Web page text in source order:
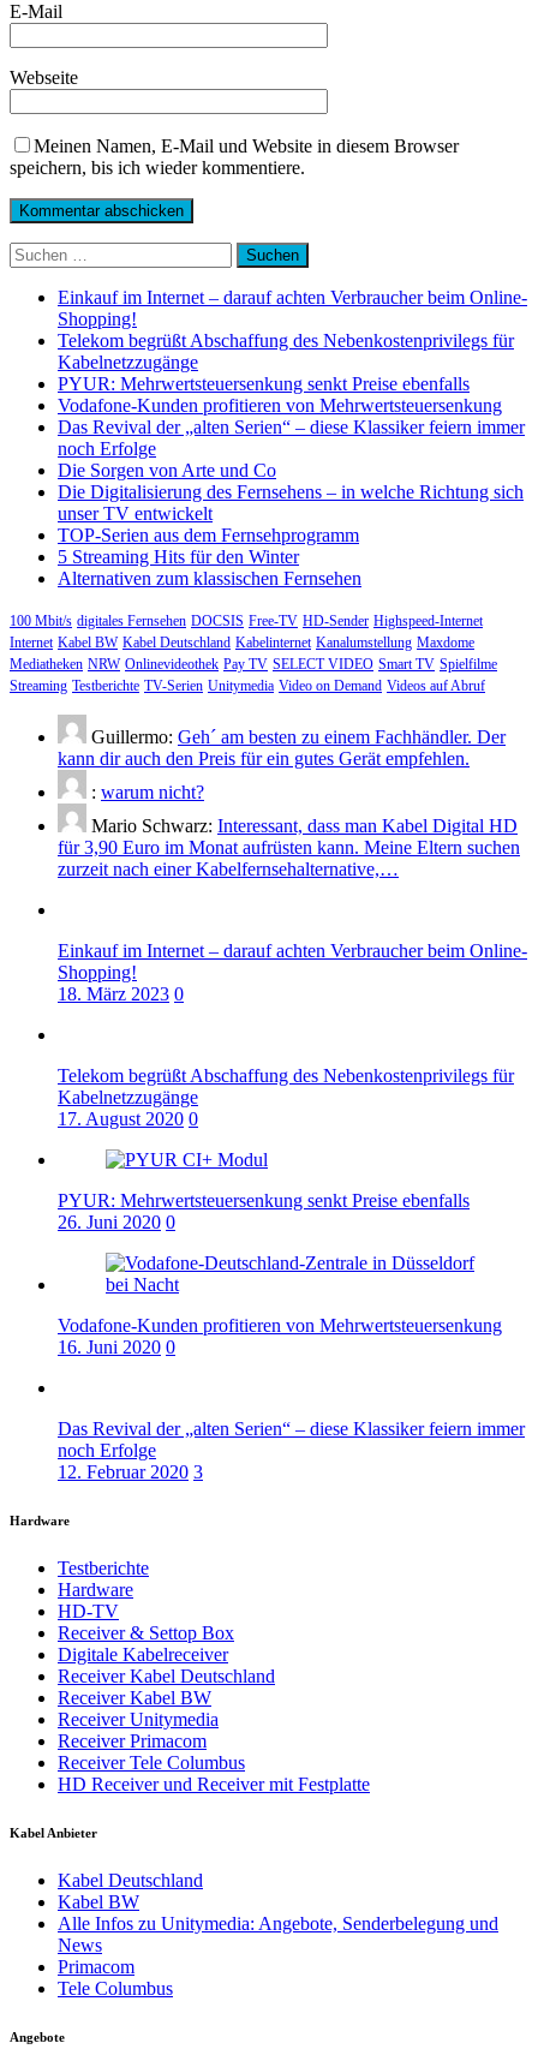
E-Mail
Webseite
Meinen Namen, E-Mail und Website in diesem Browser
speichern, bis ich wieder kommentiere.
Suchen
nach:
Einkauf im Internet – darauf achten Verbraucher beim Online-
Shopping!
Telekom begrüßt Abschaffung des Nebenkostenprivilegs für
Kabelnetzzugänge
PYUR: Mehrwertsteuersenkung senkt Preise ebenfalls
Vodafone-Kunden profitieren von Mehrwertsteuersenkung
Das Revival der „alten Serien“ – diese Klassiker feiern immer
noch Erfolge
Die Sorgen von Arte und Co
Die Digitalisierung des Fernsehens – in welche Richtung sich
unser TV entwickelt
TOP-Serien aus dem Fernsehprogramm
5 Streaming Hits für den Winter
Alternativen zum klassischen Fernsehen
100 Mbit/s digitales Fernsehen DOCSIS Free-TV HD-Sender Highspeed-Internet
Internet Kabel BW Kabel Deutschland Kabelinternet Kanalumstellung Maxdome
Mediatheken NRW Onlinevideothek Pay TV SELECT VIDEO Smart TV Spielfilme
Streaming Testberichte TV-Serien Unitymedia Video on Demand Videos auf Abruf
Guillermo: Geh´ am besten zu einem Fachhändler. Der
kann dir auch den Preis für ein gutes Gerät empfehlen.
: warum nicht?
Mario Schwarz: Interessant, dass man Kabel Digital HD
für 3,90 Euro im Monat aufrüsten kann. Meine Eltern suchen
zurzeit nach einer Kabelfernsehalternative,…
Einkauf im Internet – darauf achten Verbraucher beim Online-
Shopping!
18. März 2023 0
Telekom begrüßt Abschaffung des Nebenkostenprivilegs für
Kabelnetzzugänge
17. August 2020 0
PYUR: Mehrwertsteuersenkung senkt Preise ebenfalls
26. Juni 2020 0
Vodafone-Kunden profitieren von Mehrwertsteuersenkung
16. Juni 2020 0
Das Revival der „alten Serien“ – diese Klassiker feiern immer
noch Erfolge
12. Februar 2020 3
Hardware
Testberichte
Hardware
HD-TV
Receiver & Settop Box
Digitale Kabelreceiver
Receiver Kabel Deutschland
Receiver Kabel BW
Receiver Unitymedia
Receiver Primacom
Receiver Tele Columbus
HD Receiver und Receiver mit Festplatte
Kabel Anbieter
Kabel Deutschland
Kabel BW
Alle Infos zu Unitymedia: Angebote, Senderbelegung und
News
Primacom
Tele Columbus
Angebote